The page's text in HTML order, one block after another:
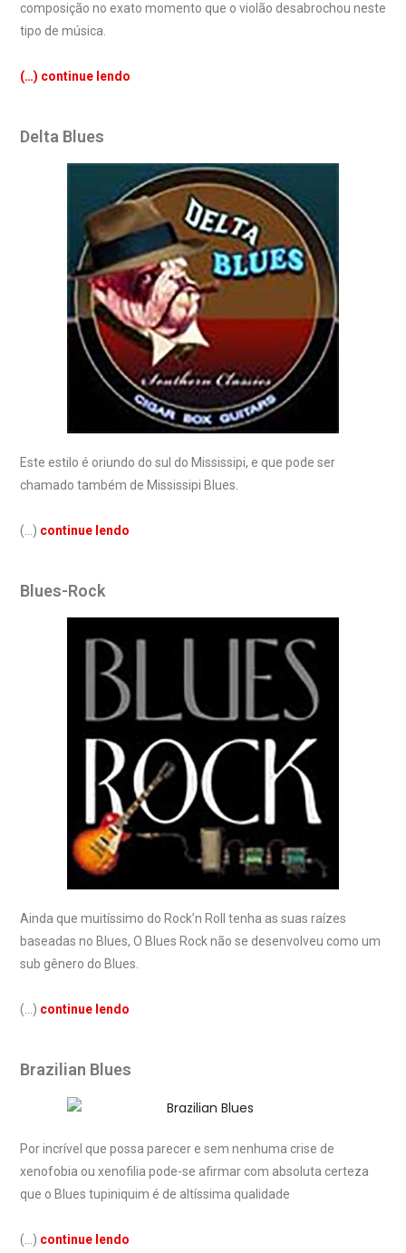
composição no exato momento que o violão desabrochou neste
tipo de música.
(…) continue lendo
Delta Blues
Este estilo é oriundo do sul do Mississipi, e que pode ser
chamado também de Mississipi Blues.
(…) continue lendo
Blues-Rock
Ainda que muitíssimo do Rock’n Roll tenha as suas raízes
baseadas no Blues, O Blues Rock não se desenvolveu como um
sub gênero do Blues.
(…) continue lendo
Brazilian Blues
Por incrível que possa parecer e sem nenhuma crise de
xenofobia ou xenofilia pode-se afirmar com absoluta certeza
que o Blues tupiniquim é de altíssima qualidade
(…) continue lendo